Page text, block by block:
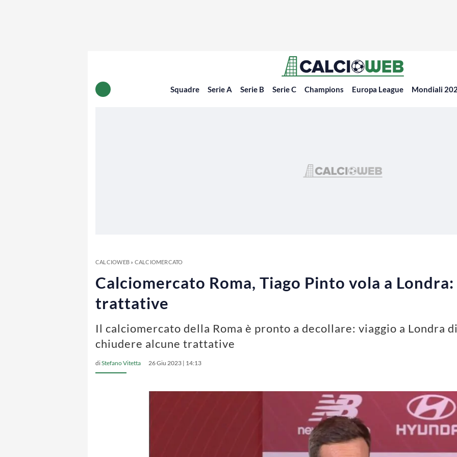
Squadre Serie A Serie B Serie C Champions Europa League Mondiali
CALCIOWEB» CALCIOMERCATO
Calciomercato Roma, Tiago Pinto vola a
trattative
Il calciomercato della Roma è pronto a decollare: viaggio a Londra
chiudere alcune trattative
diStefano Vitetta 26 Giu 2023 | 14:13